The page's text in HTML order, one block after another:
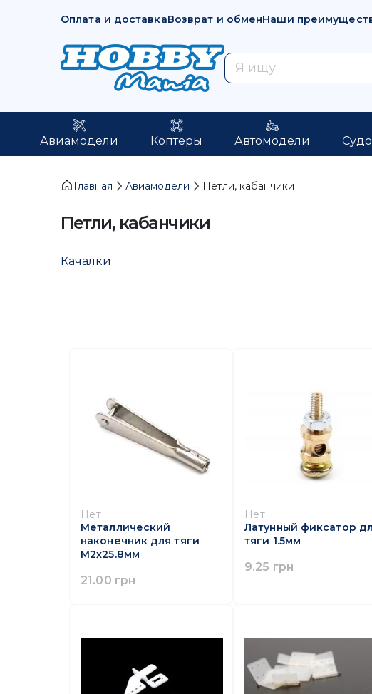
Оплата и доставкаВозврат и обменНаши
Авиамодели Коптеры Автомодели
Главная Авиамодели Петли, кабанчики
Петли, кабанчики
Качалки
Нет
Металлический
наконечник для тяги
M2x25.8мм
21.00 грн
Нет
Латунный фиксатор
тяги 1.5мм
9.25 грн